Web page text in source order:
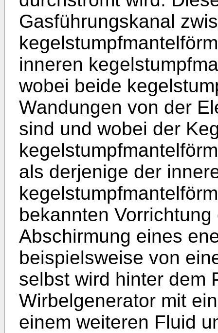
Gasführungskanal
inneren
wobei beide
Wandungen von der
sind und wobei der
als derjenige der
bekannten
Abschirmung eines
beispielsweise von
selbst wird hinter dem
Wirbelgenerator mit
einem weiteren Fluid